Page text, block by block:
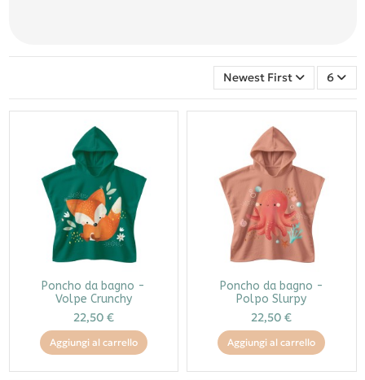
Newest First 6
Poncho da bagno -
Volpe Crunchy
22,50 €
Aggiungi al carrello
Poncho da bagno -
Polpo Slurpy
22,50 €
Aggiungi al carrello